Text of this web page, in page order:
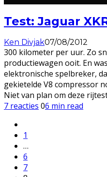
Test: Jaguar
Ken Divjak07/08/2012
300 kilometer per uur. Zo
productiewagen ooit. En
elektronische spelbreker,
gekietelde V8 compressor
Niet van plan om deze
7 reacties 06 min read
1
…
6
7